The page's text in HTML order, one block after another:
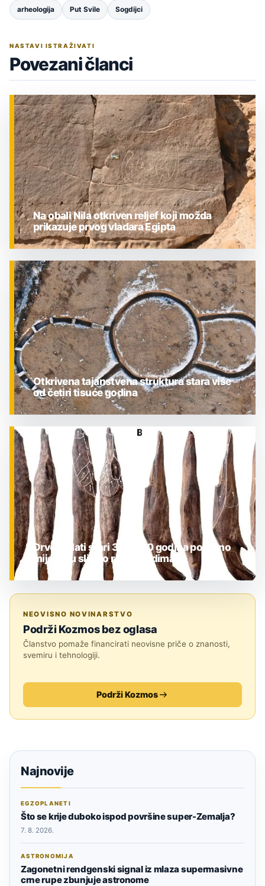
arheologija Put Svile Sogdijci
NASTAVI ISTRAŽIVATI
Povezani članci
ZNANOST
Na obali Nila otkriven reljef koji možda
prikazuje prvog vladara Egipta
ZNANOST
Otkrivena tajanstvena struktura stara više
od četiri tisuće godina
Drveni alati stari 300.000 godina potpuno
mijenjaju sliku o ranim ljudima
NEOVISNO NOVINARSTVO
Podrži Kozmos bez oglasa
Članstvo pomaže financirati neovisne priče o znanosti,
svemiru i tehnologiji.
Podrži Kozmos
Najnovije
EGZOPLANETI
Što se krije duboko ispod površine super-Zemalja?
7. 8. 2026.
ASTRONOMIJA
Zagonetni rendgenski signal iz mlaza supermasivne
crne rupe zbunjuje astronome